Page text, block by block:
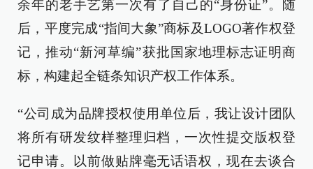
余年的老手艺第一次有了自己的“身份证”。随
后，平度完成“指间大象”商标及LOGO著作权登
记，推动“新河草编”获批国家地理标志证明商
标，构建起全链条知识产权工作体系。
“公司成为品牌授权使用单位后，我让设计团队
将所有研发纹样整理归档，一次性提交版权登
记申请。以前做贴牌毫无话语权，现在去谈合